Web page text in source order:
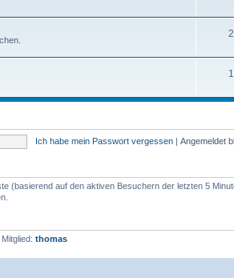
Ich habe mein Passwort vergessen | Angemeldet
(basierend auf den aktiven Besuchern der letzten 5
thomas